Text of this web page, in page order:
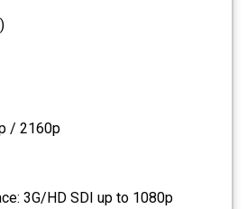
/ 2160p
3G/HD SDI up to 1080p